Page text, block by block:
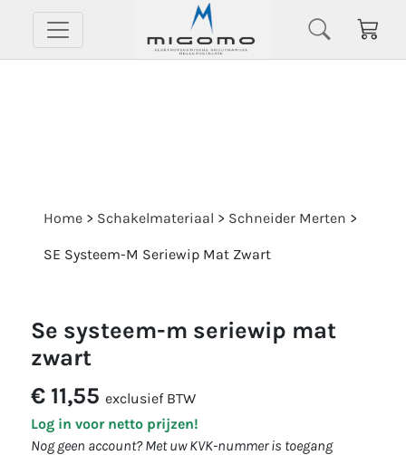
Home > Schakelmateriaal > Schneider Merten >
SE Systeem-M Seriewip Mat Zwart
se systeem-m seriewip mat
zwart
€ 11,55 exclusief BTW
Log in voor netto prijzen!
Nog geen account? Met uw KVK-nummer is toegang